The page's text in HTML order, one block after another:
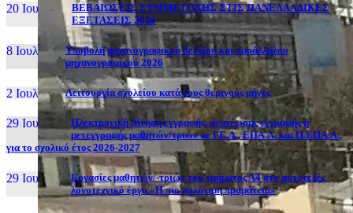
20 Ιουλ, 26
ΒΕΒΑΙΩΣΕΙΣ ΣΥΜΜΕΤΟΧΗΣ ΣΤΙΣ ΠΑΝΕΛΛΑΔΙΚΕΣ
ΕΞΕΤΑΣΕΙΣ 2026
8 Ιουλ, 26
Υποβολή μηχανογραφικού δελτίου και παράλληλου
μηχανογραφικού 2026
2 Ιουλ, 26 Λειτουργία σχολείου κατά τους θερινούς μήνες
29 Ιουν, 26
Ηλεκτρονική Αίτηση εγγραφής, ανανέωσης εγγραφής ή
μετεγγραφής μαθητών/τριών σε ΓΕ.Λ., ΕΠΑ.Λ. και Π.ΕΠΑ.Λ.,
για το σχολικό έτος 2026-2027
29 Ιουν, 26
Εργασίες μαθητών/-τριών του τμήματος Α4 στο αυτοτελές
λογοτεχνικό έργο «Η πιο πολύτιμη πραμάτεια»